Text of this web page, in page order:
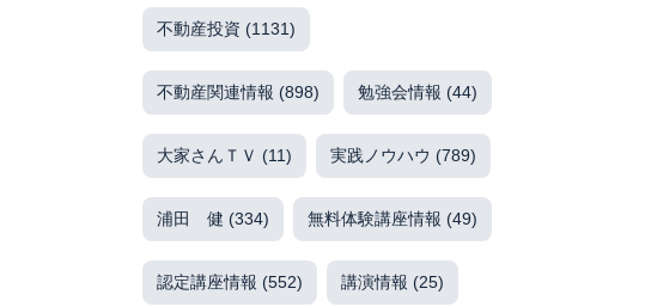
不動産投資 (1131)
不動産関連情報 (898) 勉強会情報 (44)
大家さんＴＶ (11) 実践ノウハウ (789)
浦田 健 (334) 無料体験講座情報 (49)
認定講座情報 (552) 講演情報 (25)